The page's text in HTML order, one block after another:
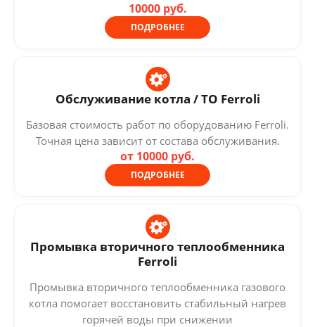
10000 руб.
ПОДРОБНЕЕ
Обслуживание котла / ТО Ferroli
Базовая стоимость работ по оборудованию Ferroli.
Точная цена зависит от состава обслуживания.
от 10000 руб.
ПОДРОБНЕЕ
Промывка вторичного теплообменника
Ferroli
Промывка вторичного теплообменника газового
котла помогает восстановить стабильный нагрев
горячей воды при снижении